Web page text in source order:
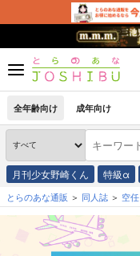
全年齢向け 成年向け
月刊少女野崎くん 特級α
とらのあな通販 同人誌 空任